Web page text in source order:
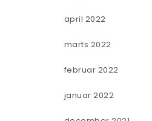
april 2022
marts 2022
februar 2022
januar 2022